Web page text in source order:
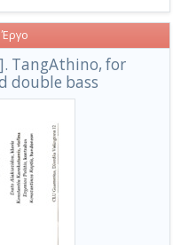
TangAthino, for
double bass